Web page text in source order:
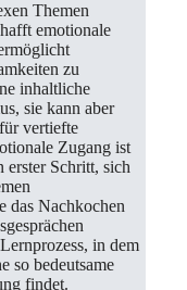
Themen
emotionale
zu
inhaltliche
sie kann aber
vertiefte
Zugang ist
erster Schritt, sich
das Nachkochen
in dem
so bedeutsame
findet.